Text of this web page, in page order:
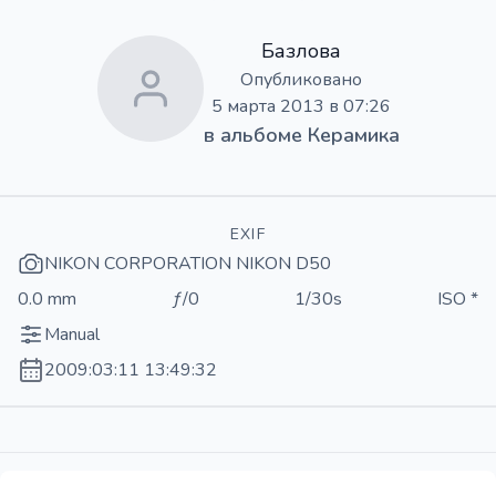
Базлова
Опубликовано
5 марта 2013 в 07:26
в альбоме Керамика
EXIF
NIKON CORPORATION NIKON D50
0.0 mm
ƒ/0 1/30s
ISO *
Manual
2009:03:11 13:49:32